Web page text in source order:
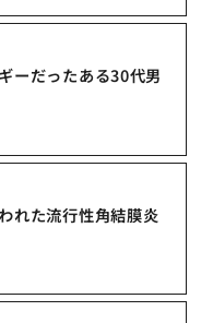
ーだったある30代男
れた流行性角結膜炎